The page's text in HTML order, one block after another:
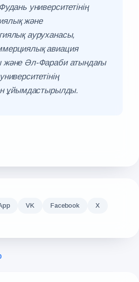
университетінің
және
ауруханасы,
авиация
және Әл-Фараби атындағы
ұйымдастырылды.
VK Facebook X